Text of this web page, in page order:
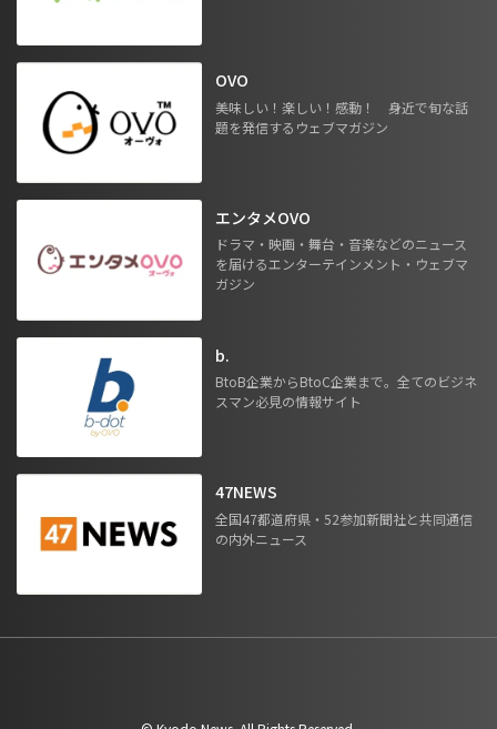
OVO
美味しい！楽しい！感動！ 身近で旬な話
題を発信するウェブマガジン
エンタメOVO
ドラマ・映画・舞台・音楽などのニュース
を届けるエンターテインメント・ウェブマ
ガジン
b.
BtoB企業からBtoC企業まで。全てのビジネ
スマン必見の情報サイト
47NEWS
全国47都道府県・52参加新聞社と共同通信
の内外ニュース